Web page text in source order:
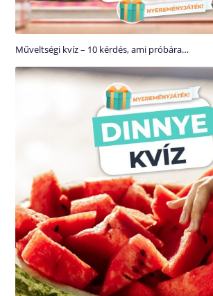
Műveltségi kvíz – 10 kérdés, ami próbára…